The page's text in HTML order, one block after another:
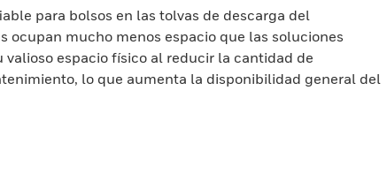
para bolsos en las tolvas de descarga del
ocupan mucho menos espacio que las soluciones
espacio físico al reducir la cantidad de
lo que aumenta la disponibilidad general del